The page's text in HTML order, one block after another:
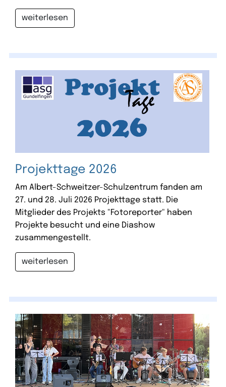
weiterlesen
Projekttage 2026
Am Albert-Schweitzer-Schulzentrum fanden am
27. und 28. Juli 2026 Projekttage statt. Die
Mitglieder des Projekts "Fotoreporter" haben
Projekte besucht und eine Diashow
zusammengestellt.
weiterlesen